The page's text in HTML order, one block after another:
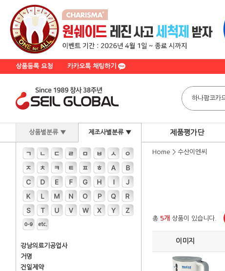
상품등록 요청 카카오톡 채팅하기
상품별분류 ▼ 제조사별분류 ▼
강남의료기공업사
거명
건일제약
제품평가단
Home > 수산이엔씨
총 5개 상품이 있습니다.
이미지